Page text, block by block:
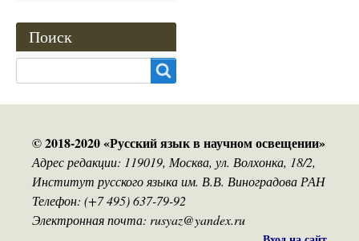
Поиск
© 2018-2020 «Русский язык в научном освещении»
Адрес редакции: 119019, Москва, ул. Волхонка, 18/2,
Институт русского языка им. В.В. Виноградова РАН
Телефон: (+7 495) 637-79-92
Электронная почта: rusyaz@yandex.ru